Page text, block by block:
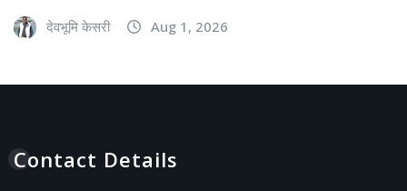
देवभूमि केसरी Aug 1, 2026
Contact Details